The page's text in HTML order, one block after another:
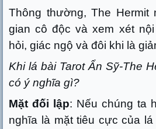
Thông thường, The Hermit
gian cô độc và xem xét
hỏi, giác ngộ và đôi khi là
Khi lá bài Tarot Ẩn Sỹ-The
có ý nghĩa gì?
Mặt đối lập: Nếu chúng ta
nghĩa là mặt tiêu cực của